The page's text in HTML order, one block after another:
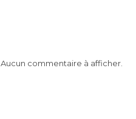
Aucun commentaire à afficher.